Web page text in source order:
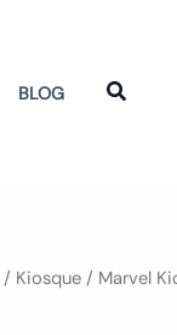
BLOG
/ Kiosque / Marvel